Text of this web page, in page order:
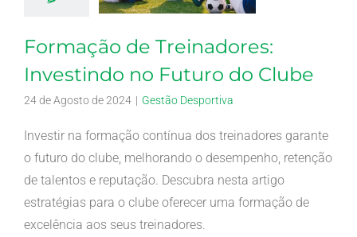
Formação de Treinadores:
Investindo no Futuro do Clube
24 de Agosto de 2024 | Gestão Desportiva
Investir na formação contínua dos treinadores garante
o futuro do clube, melhorando o desempenho, retenção
de talentos e reputação. Descubra nesta artigo
estratégias para o clube oferecer uma formação de
excelência aos seus treinadores.